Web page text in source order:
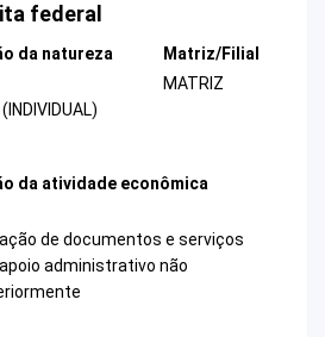
federal
da natureza
Matriz/Filial
MATRIZ
da atividade econômica
de documentos e serviços
administrativo não